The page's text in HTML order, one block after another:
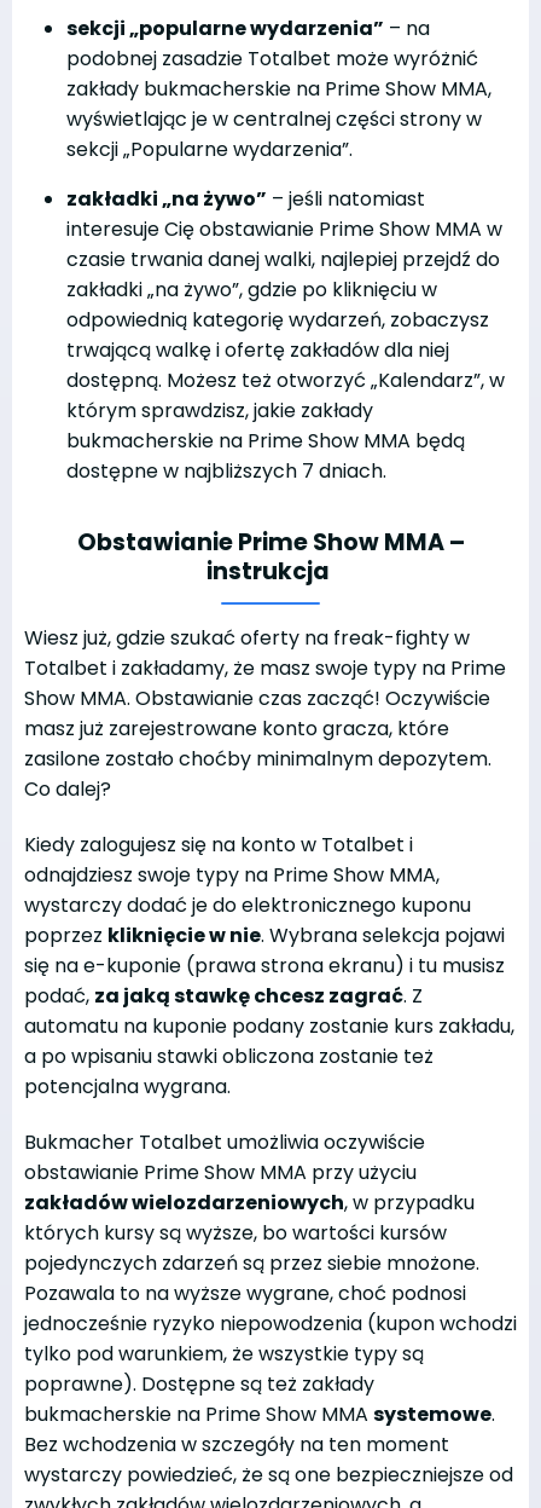
sekcji „popularne wydarzenia” – na
podobnej zasadzie Totalbet może wyróżnić
zakłady bukmacherskie na Prime Show MMA,
wyświetlając je w centralnej części strony w
sekcji „Popularne wydarzenia”.
zakładki „na żywo” – jeśli natomiast
interesuje Cię obstawianie Prime Show MMA w
czasie trwania danej walki, najlepiej przejdź do
zakładki „na żywo”, gdzie po kliknięciu w
odpowiednią kategorię wydarzeń, zobaczysz
trwającą walkę i ofertę zakładów dla niej
dostępną. Możesz też otworzyć „Kalendarz”, w
którym sprawdzisz, jakie zakłady
bukmacherskie na Prime Show MMA będą
dostępne w najbliższych 7 dniach.
Obstawianie Prime Show MMA –
instrukcja
Wiesz już, gdzie szukać oferty na freak-fighty w
Totalbet i zakładamy, że masz swoje typy na Prime
Show MMA. Obstawianie czas zacząć! Oczywiście
masz już zarejestrowane konto gracza, które
zasilone zostało choćby minimalnym depozytem.
Co dalej?
Kiedy zalogujesz się na konto w Totalbet i
odnajdziesz swoje typy na Prime Show MMA,
wystarczy dodać je do elektronicznego kuponu
poprzez kliknięcie w nie. Wybrana selekcja pojawi
się na e-kuponie (prawa strona ekranu) i tu musisz
podać, za jaką stawkę chcesz zagrać. Z
automatu na kuponie podany zostanie kurs zakładu,
a po wpisaniu stawki obliczona zostanie też
potencjalna wygrana.
Bukmacher Totalbet umożliwia oczywiście
obstawianie Prime Show MMA przy użyciu
zakładów wielozdarzeniowych, w przypadku
których kursy są wyższe, bo wartości kursów
pojedynczych zdarzeń są przez siebie mnożone.
Pozawala to na wyższe wygrane, choć podnosi
jednocześnie ryzyko niepowodzenia (kupon wchodzi
tylko pod warunkiem, że wszystkie typy są
poprawne). Dostępne są też zakłady
bukmacherskie na Prime Show MMA systemowe.
Bez wchodzenia w szczegóły na ten moment
wystarczy powiedzieć, że są one bezpieczniejsze od